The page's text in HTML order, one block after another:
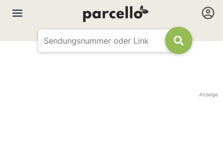
Anzeige